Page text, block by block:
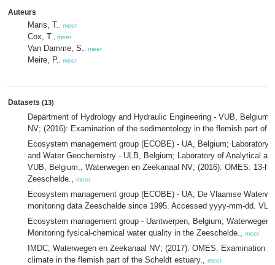
Auteurs
Maris, T. meer
Cox, T. meer
Van Damme, S. meer
Meire, P. meer
Datasets (13)
Department of Hydrology and Hydraulic Engineering - VUB, Belgium;
NV; (2016): Examination of the sedimentology in the flemish part of
Ecosystem management group (ECOBE) - UA, Belgium; Laboratory
and Water Geochemistry - ULB, Belgium; Laboratory of Analytical
VUB, Belgium., Waterwegen en Zeekanaal NV; (2016): OMES: 13-
Zeeschelde., meer
Ecosystem management group (ECOBE) - UA; De Vlaamse
monitoring data Zeeschelde since 1995. Accessed yyyy-mm-dd.
Ecosystem management group - Uantwerpen, Belgium; Waterwegen
Monitoring fysical-chemical water quality in the Zeeschelde., meer
IMDC; Waterwegen en Zeekanaal NV; (2017): OMES: Examination
climate in the flemish part of the Scheldt estuary., meer